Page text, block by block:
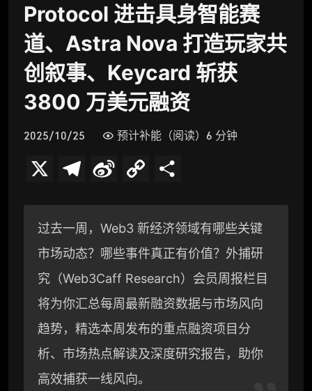
Protocol 进击具身智能赛
道、Astra Nova 打造玩家共
创叙事、Keycard 斩获
3800 万美元融资
2025/10/25 预计补能（阅读）6 分钟
l
e
g
r
a
m
n
a
W
e
i
b
o
p
y
L
i
n
k
过去一周，Web3 新经济领域有哪些关键
市场动态？哪些事件真正有价值？外捕研
究（Web3Caff Research）会员周报栏目
将为你汇总每周最新融资数据与市场风向
趋势，精选本周发布的重点融资项目分
析、市场热点解读及深度研究报告，助你
高效捕获一线风向。